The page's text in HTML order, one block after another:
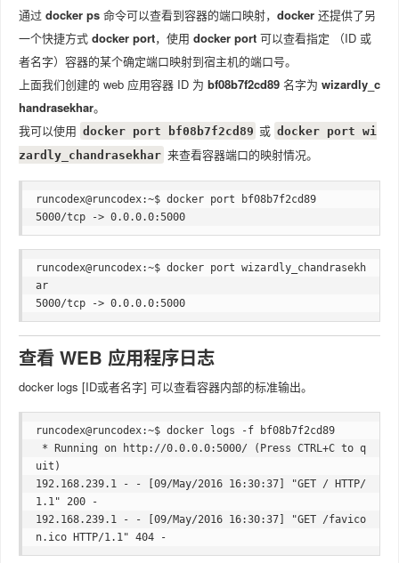
通过 docker ps 命令可以查看到容器的端口映射， docker 还提供了另
一个快捷方式 docker port，使用 docker port 可以查看指定 （ID 或
者名字）容器的某个确定端口映射到宿主机的端口号。
上面我们创建的 web 应用容器 ID 为 bf08b7f2cd89 名字为 wizardly_c
handrasekhar。
我可以使用 docker port bf08b7f2cd89 或 docker port wi
zardly_chandrasekhar 来查看容器端口的映射情况。
runcodex@runcodex:~$ docker port bf08b7f2cd89
runcodex@runcodex:~$ docker port wizardly_chandrasekh
ar
查看 WEB 应用程序日志
docker logs [ID或者名字] 可以查看容器内部的标准输出。
runcodex@runcodex:~$ docker logs -f bf08b7f2cd89
uit)
192.168.239.1 - - [09/May/2016 16:30:37] "GET / HTTP/
1.1" 200 -
192.168.239.1 - - [09/May/2016 16:30:37] "GET /favico